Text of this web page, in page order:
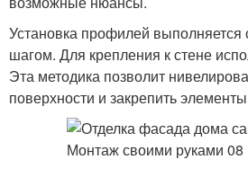
Установка профилей
шагом. Для крепления к стене
Эта методика позволит
поверхности и закрепить